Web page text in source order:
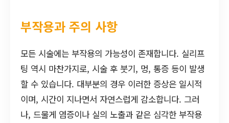
부작용과 주의 사항
모든 시술에는 부작용의 가능성이 존재합니다. 실리프
팅 역시 마찬가지로, 시술 후 붓기, 멍, 통증 등이 발생
할 수 있습니다. 대부분의 경우 이러한 증상은 일시적
이며, 시간이 지나면서 자연스럽게 감소합니다. 그러
나, 드물게 염증이나 실의 노출과 같은 심각한 부작용